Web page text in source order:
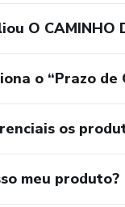
O CAMINHO
o “Prazo de
os
meu produto?